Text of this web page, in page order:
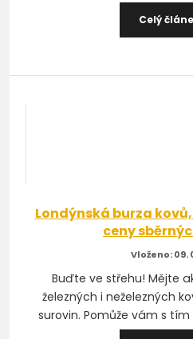
Celý
Londýnská burza
ceny
09.
Buďte ve střehu! Mějte
železných i neželezných
surovin. Pomůže vám s